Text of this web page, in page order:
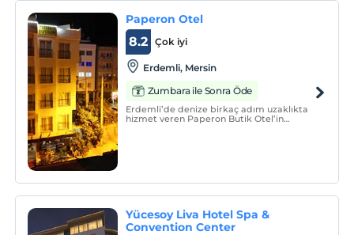
Paperon Otel
Çok iyi
8.2
Erdemli, Mersin
Zumbara ile Sonra Öde
Erdemli’de denize birkaç adım uzaklıkta
hizmet veren Paperon Butik Otel’in
Yücesoy Liva Hotel Spa &
Convention Center